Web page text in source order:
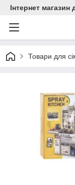
Інтернет магазин
Товари для